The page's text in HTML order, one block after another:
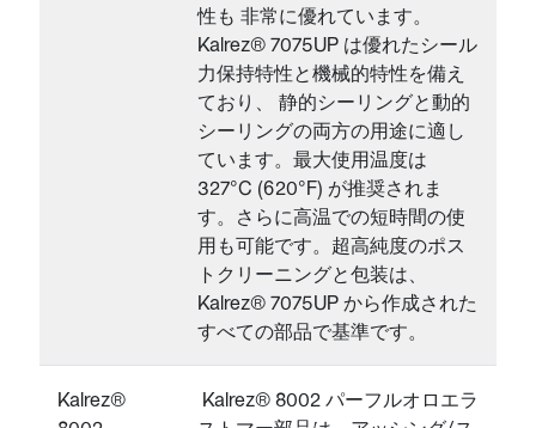
性も 非常に優れています。
Kalrez® 7075UP は優れたシール
力保持特性と機械的特性を備え
ており、 静的シーリングと動的
シーリングの両方の用途に適し
ています。最大使用温度は
327°C (620°F) が推奨されま
す。さらに高温での短時間の使
用も可能です。超高純度のポス
トクリーニングと包装は、
Kalrez® 7075UP から作成された
すべての部品で基準です。
Kalrez®
Kalrez® 8002 パーフルオロエラ